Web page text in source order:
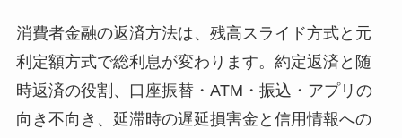
消費者金融の返済方法は、残高スライド方式と元
利定額方式で総利息が変わります。約定返済と随
時返済の役割、口座振替・ATM・振込・アプリの
向き不向き、延滞時の遅延損害金と信用情報への